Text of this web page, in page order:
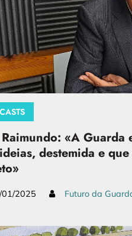
Raimundo: «A Guarda
destemida e
01/2025 Futuro da